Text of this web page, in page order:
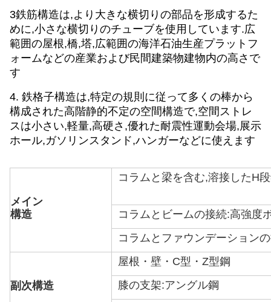
3鉄筋構造は,より大きな横切りの部品を形成するた
めに,小さな横切りのチューブを使用しています.広
範囲の屋根,橋,塔,広範囲の海洋石油生産プラットフ
ォームなどの産業および民間建築物建物内の高さで
す
4. 鉄格子構造は,特定の規則に従って多くの棒から
構成された高階静的不定の空間構造で,空間ストレ
スは小さい,軽量,高硬さ,優れた耐震性運動会場,展示
ホール,ガソリンスタンド,ハンガーなどに使えます
メイン
構造
コラムと梁を含む,溶接したH
コラムとビームの接続:高強度
コラムとファウンデーション
副次構造
屋根・壁・C型・Z型鋼
膝の支架:アングル鋼